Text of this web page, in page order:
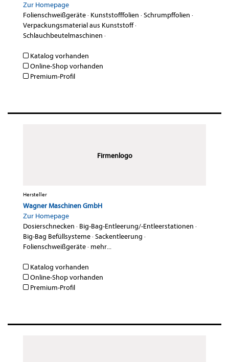
Zur Homepage
Folienschweißgeräte· Kunststofffolien ·Schrumpffolien ·
Verpackungsmaterial aus Kunststoff·
Schlauchbeutelmaschinen ·
Katalog vorhanden
Online-Shop vorhanden
Premium-Profil
Firmenlogo
Hersteller
Wagner Maschinen GmbH
Zur Homepage
Dosierschnecken · Big-Bag-Entleerung/-Entleerstationen ·
Big-Bag Befüllsysteme·Sackentleerung ·
Folienschweißgeräte· mehr...
Katalog vorhanden
Online-Shop vorhanden
Premium-Profil